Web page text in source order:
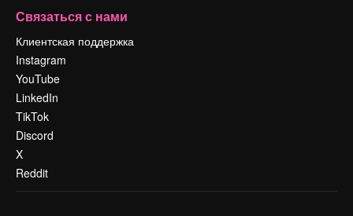
Связаться с нами
Клиентская поддержка
Instagram
YouTube
LinkedIn
TikTok
Discord
X
Reddit